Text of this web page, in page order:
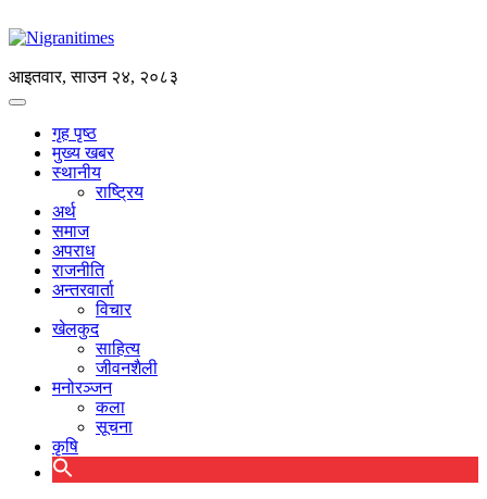
आइतवार, साउन २४, २०८३
गृह पृष्ठ
मुख्य खबर
स्थानीय
राष्ट्रिय
अर्थ
समाज
अपराध
राजनीति
अन्तरवार्ता
विचार
खेलकुद
साहित्य
जीवनशैली
मनोरञ्जन
कला
सूचना
कृषि